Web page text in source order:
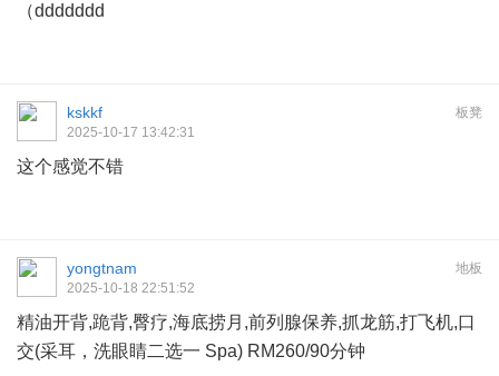
（ddddddd
板凳
kskkf
2025-10-17 13:42:31
这个感觉不错
地板
yongtnam
2025-10-18 22:51:52
精油开背,跪背,臀疗,海底捞月,前列腺保养,抓龙筋,打飞机,口
交(采耳，洗眼睛二选一 Spa) RM260/90分钟